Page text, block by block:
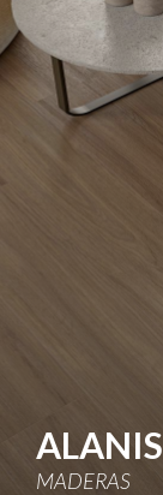
ALANIS
MADERAS